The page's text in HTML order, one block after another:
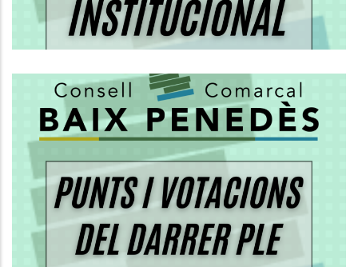
ORDRE DEL DIA I VOTACIONS DEL
COMARCAL
Altres